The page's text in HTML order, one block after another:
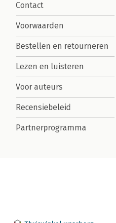
Contact
Voorwaarden
Bestellen en retourneren
Lezen en luisteren
Voor auteurs
Recensiebeleid
Partnerprogramma